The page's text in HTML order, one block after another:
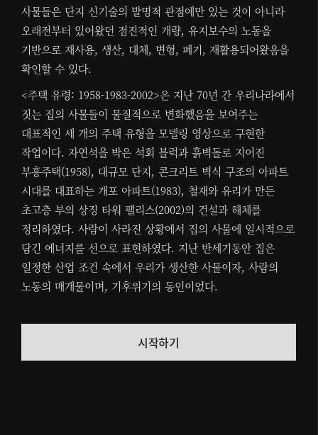
사물들은 단지 신기술의 발명적 관점에만 있는 것이 아니라
오래전부터 있어왔던 점진적인 개량, 유지보수의 노동을
기반으로 재사용, 생산, 대체, 변형, 폐기, 재활용되어왔음을
확인할 수 있다.
<주택 유령: 1958-1983-2002>은 지난 70년 간 우리나라에서
짓는 집의 사물들이 물질적으로 변화했음을 보여주는
대표적인 세 개의 주택 유형을 모델링 영상으로 구현한
작업이다. 자연석을 박은 석회 블럭과 흙벽돌로 지어진
부흥주택(1958), 대규모 단지, 콘크리트 벽식 구조의 아파트
시대를 대표하는 개포 아파트(1983), 철재와 유리가 만든
초고층 부의 상징 타워 팰리스(2002)의 건설과 해체를
정리하였다. 사람이 사라진 상황에서 집의 사물에 일시적으로
담긴 에너지를 선으로 표현하였다. 지난 반세기동안 집은
일정한 산업 조건 속에서 우리가 생산한 사물이자, 사람의
노동의 매개물이며, 기후위기의 동인이었다.
시작하기